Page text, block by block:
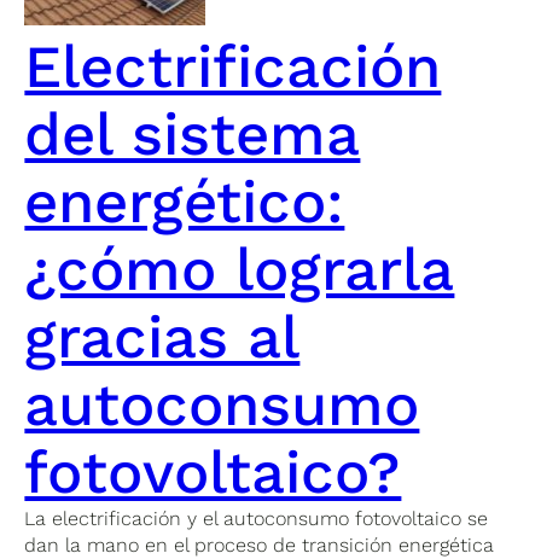
Electrificación
del sistema
energético:
¿cómo lograrla
gracias al
autoconsumo
fotovoltaico?
La electrificación y el autoconsumo fotovoltaico se
dan la mano en el proceso de transición energética